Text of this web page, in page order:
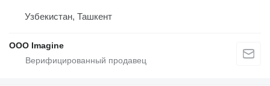
Узбекистан, Ташкент
OOO Imagine